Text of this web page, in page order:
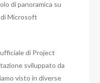
di panoramica su
di Microsoft
di Project
sviluppato da
visto in diverse